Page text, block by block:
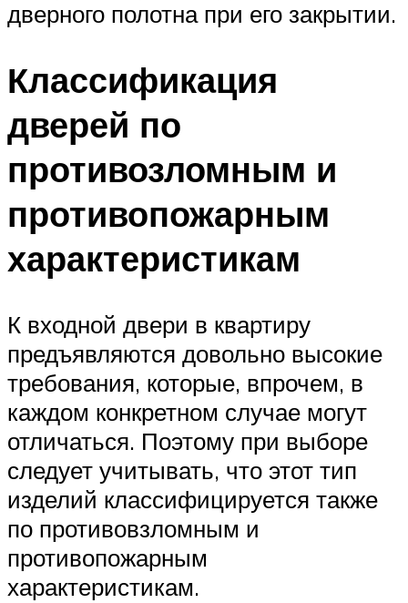
дверного полотна при его закрытии.
Классификация
дверей по
противозломным и
противопожарным
характеристикам
К входной двери в квартиру
предъявляются довольно высокие
требования, которые, впрочем, в
каждом конкретном случае могут
отличаться. Поэтому при выборе
следует учитывать, что этот тип
изделий классифицируется также
по противовзломным и
противопожарным
характеристикам.